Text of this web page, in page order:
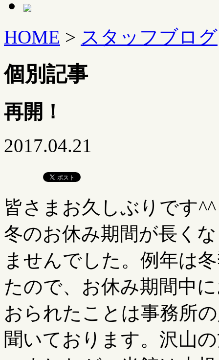
HOME > スタッフブログ
個別記事
再開！
2017.04.21
皆さまお久しぶりです^^
冬のお休み期間が長く
ませんでした。例年は
たので、お休み期間中
おられたことは事務所
聞いております。沢山